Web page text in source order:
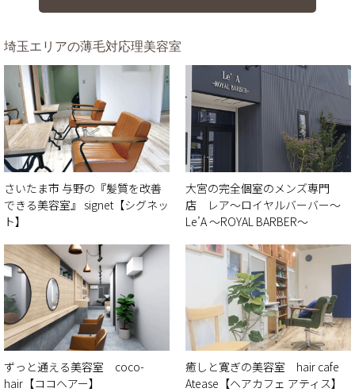
埼玉エリアの薄毛対応理美容室
さいたま市 与野の『髪質を改善
できる美容室』 signet【シグネッ
ト】
大宮の完全個室のメンズ専門
店 レア〜ロイヤルバーバー〜
Le’A 〜ROYAL BARBER〜
ずっと通える美容室 coco-
hair【ココヘアー】
癒しと寛ぎの美容室 hair cafe
Atease【ヘアカフェ アティス】